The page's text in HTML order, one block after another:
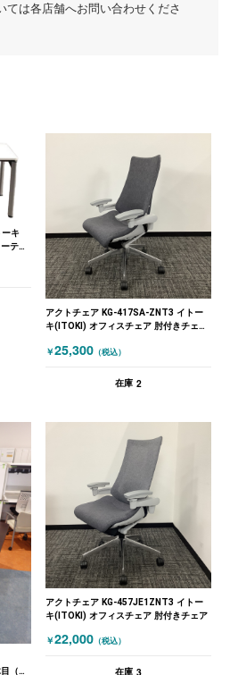
ては各店舗へお問い合わせくださ
キ
ティ
アクトチェア KG-417SA-ZNT3 イトー
キ(ITOKI) オフィスチェア 肘付きチェア
￥25,300 （税込）
在庫 2
（ダ
アクトチェア KG-457JE1ZNT3 イトー
キ(ITOKI) オフィスチェア 肘付きチェア
￥22,000 （税込）
在庫 3